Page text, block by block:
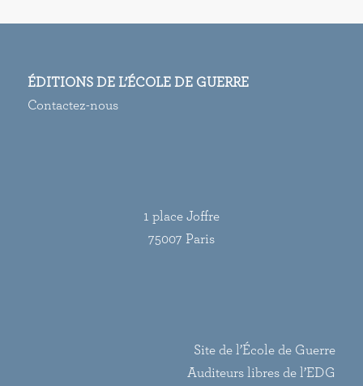
ÉDITIONS DE L’ÉCOLE DE GUERRE
Contactez-nous
1 place Joffre
75007 Paris
Site de l’École de Guerre
Auditeurs libres de l’EDG